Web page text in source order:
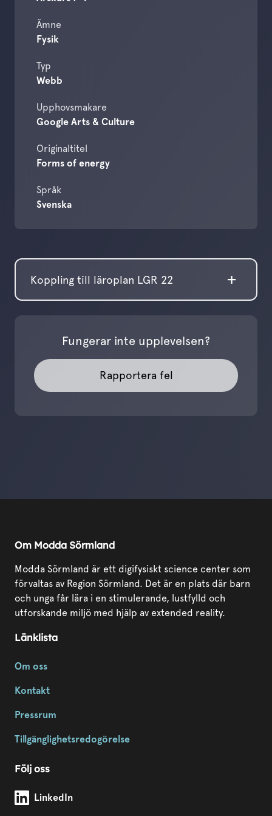
Ämne
Fysik
Typ
Webb
Upphovsmakare
Google Arts & Culture
Originaltitel
Forms of energy
Språk
Svenska
Koppling till läroplan LGR 22
Fungerar inte upplevelsen?
Rapportera fel
Om Modda Sörmland
Modda Sörmland är ett digifysiskt science center som
förvaltas av Region Sörmland. Det är en plats där barn
och unga får lära i en stimulerande, lustfylld och
utforskande miljö med hjälp av extended reality.
Länklista
Om oss
Kontakt
Pressrum
Tillgänglighetsredogörelse
Följ oss
Modda Sörmland på
LinkedIn